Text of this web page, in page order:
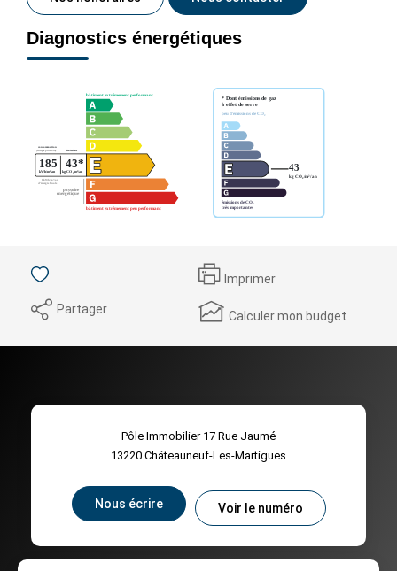
Diagnostics énergétiques
Imprimer
Partager Calculer mon budget
Pôle Immobilier 17 Rue Jaumé
13220 Châteauneuf-Les-Martigues
Nous écrire Voir le numéro